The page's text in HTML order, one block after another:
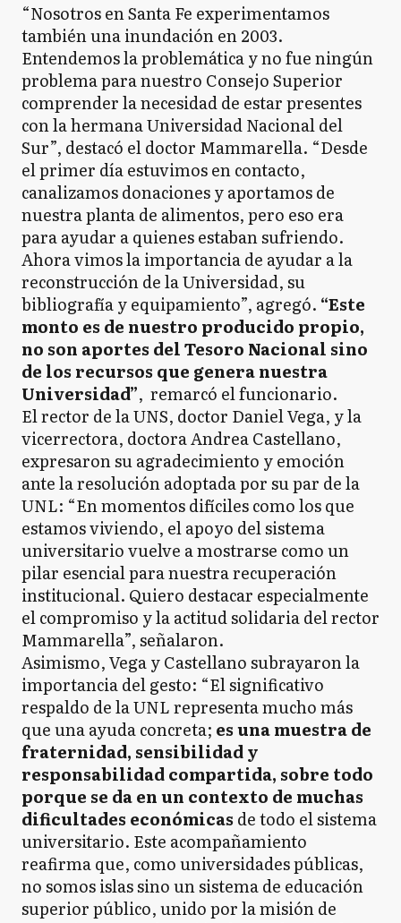
“Nosotros en Santa Fe experimentamos
también una inundación en 2003.
Entendemos la problemática y no fue ningún
problema para nuestro Consejo Superior
comprender la necesidad de estar presentes
con la hermana Universidad Nacional del
Sur”, destacó el doctor Mammarella. “Desde
el primer día estuvimos en contacto,
canalizamos donaciones y aportamos de
nuestra planta de alimentos, pero eso era
para ayudar a quienes estaban sufriendo.
Ahora vimos la importancia de ayudar a la
reconstrucción de la Universidad, su
bibliografía y equipamiento”, agregó. “Este
monto es de nuestro producido propio,
no son aportes del Tesoro Nacional sino
de los recursos que genera nuestra
Universidad”, remarcó el funcionario.
El rector de la UNS, doctor Daniel Vega, y la
vicerrectora, doctora Andrea Castellano,
expresaron su agradecimiento y emoción
ante la resolución adoptada por su par de la
UNL: “En momentos difíciles como los que
estamos viviendo, el apoyo del sistema
universitario vuelve a mostrarse como un
pilar esencial para nuestra recuperación
institucional. Quiero destacar especialmente
el compromiso y la actitud solidaria del rector
Mammarella”, señalaron.
Asimismo, Vega y Castellano subrayaron la
importancia del gesto: “El significativo
respaldo de la UNL representa mucho más
que una ayuda concreta; es una muestra de
fraternidad, sensibilidad y
responsabilidad compartida, sobre todo
porque se da en un contexto de muchas
dificultades económicas de todo el sistema
universitario. Este acompañamiento
reafirma que, como universidades públicas,
no somos islas sino un sistema de educación
superior público, unido por la misión de